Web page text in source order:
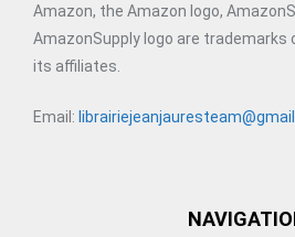
Amazon, the Amazon logo,
AmazonSupply logo are trademarks
its affiliates.
Email: